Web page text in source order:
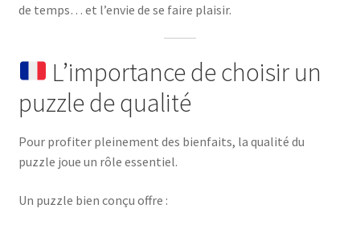
de temps… et l’envie de se faire plaisir.
L’importance de choisir un
puzzle de qualité
Pour profiter pleinement des bienfaits, la qualité du
puzzle joue un rôle essentiel.
Un puzzle bien conçu offre :